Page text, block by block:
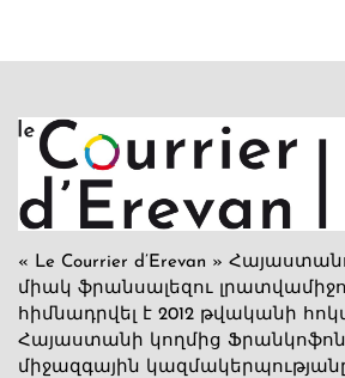
« Le Courrier d’Erevan »
միակ ֆրանսալեզու
հիմնադրվել է 2012 թվականի
Հայաստանի կողմից
միջազգային